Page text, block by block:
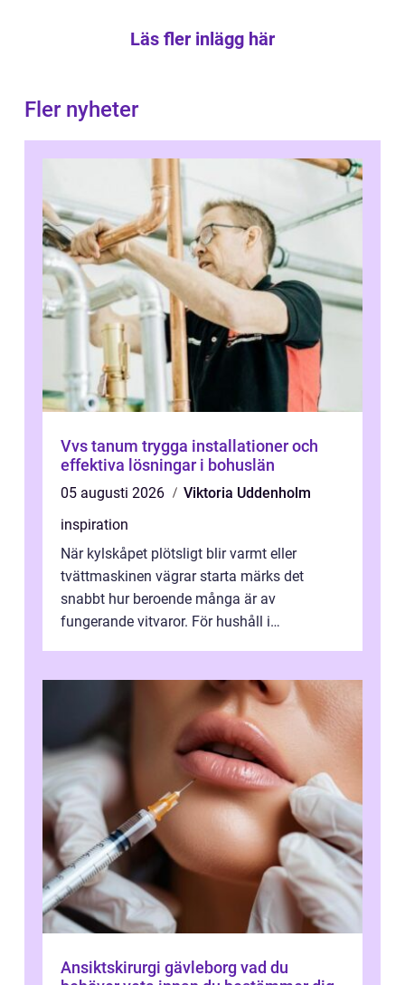
Läs fler inlägg här
Fler nyheter
Vvs tanum trygga installationer och
effektiva lösningar i bohuslän
05 augusti 2026
Viktoria Uddenholm
inspiration
När kylskåpet plötsligt blir varmt eller
tvättmaskinen vägrar starta märks det
snabbt hur beroende många är av
fungerande vitvaror. För hushåll i
Ansiktskirurgi gävleborg vad du